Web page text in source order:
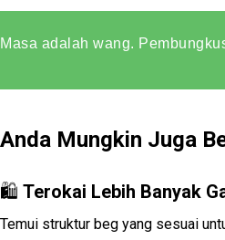
Masa adalah wang.
Anda Mungkin Juga
🛍️ Terokai Lebih Banyak
Temui struktur beg yang sesuai